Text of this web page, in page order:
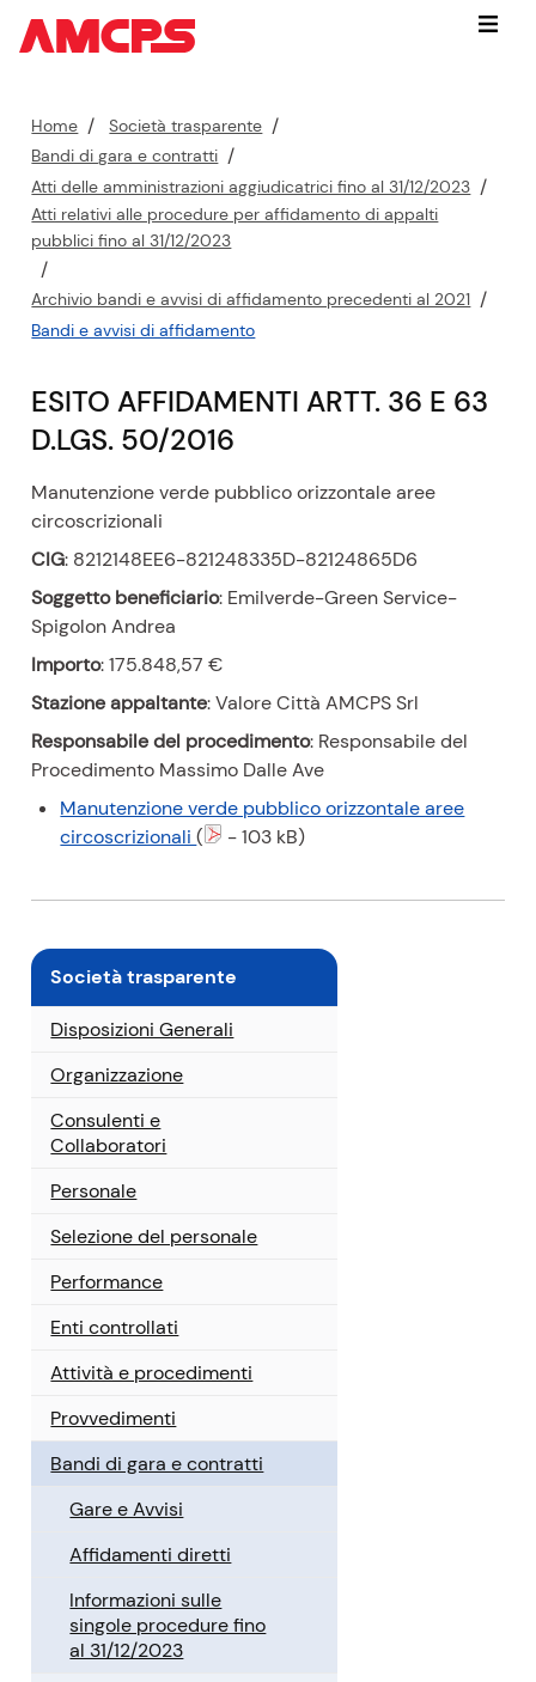
Vai
subito
contenuto
cerca
nel
sito
navigazione
contestuale
piede
di
pagina
Menu
P
e
r
c
o
s
o
t
u
l
e
Home
Società trasparente
Bandi di gara e contratti
Atti delle amministrazioni aggiudicatrici fino al 31/12/2023
Atti relativi alle procedure per affidamento di appalti
pubblici fino al 31/12/2023
Archivio bandi e avvisi di affidamento precedenti al 2021
Bandi e avvisi di affidamento
ESITO AFFIDAMENTI ARTT. 36 E 63
D.LGS. 50/2016
Manutenzione verde pubblico orizzontale aree
circoscrizionali
CIG: 8212148EE6-821248335D-82124865D6
Soggetto beneficiario: Emilverde-Green Service-
Spigolon Andrea
Importo: 175.848,57 €
Stazione appaltante: Valore Città AMCPS Srl
Responsabile del procedimento: Responsabile del
Procedimento Massimo Dalle Ave
Manutenzione verde pubblico orizzontale aree
circoscrizionali(
d
)
( - 103 kB)
Società trasparente
Disposizioni Generali
Organizzazione
Consulenti e
Collaboratori
Personale
Selezione del personale
Performance
Enti controllati
Attività e procedimenti
Provvedimenti
Bandi di gara e contratti
Gare e Avvisi
Affidamenti diretti
Informazioni sulle
singole procedure fino
al 31/12/2023